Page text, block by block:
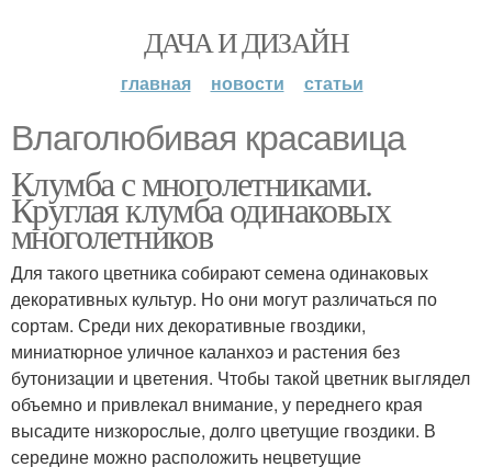
ДАЧА И ДИЗАЙН
главная новости статьи
Влаголюбивая красавица
Клумба с многолетниками.
Круглая клумба одинаковых
многолетников
Для такого цветника собирают семена одинаковых
декоративных культур. Но они могут различаться по
сортам. Среди них декоративные гвоздики,
миниатюрное уличное каланхоэ и растения без
бутонизации и цветения. Чтобы такой цветник выглядел
объемно и привлекал внимание, у переднего края
высадите низкорослые, долго цветущие гвоздики. В
середине можно расположить нецветущие